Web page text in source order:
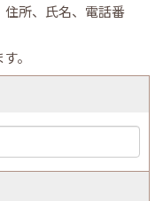
所、氏名、電話番
。